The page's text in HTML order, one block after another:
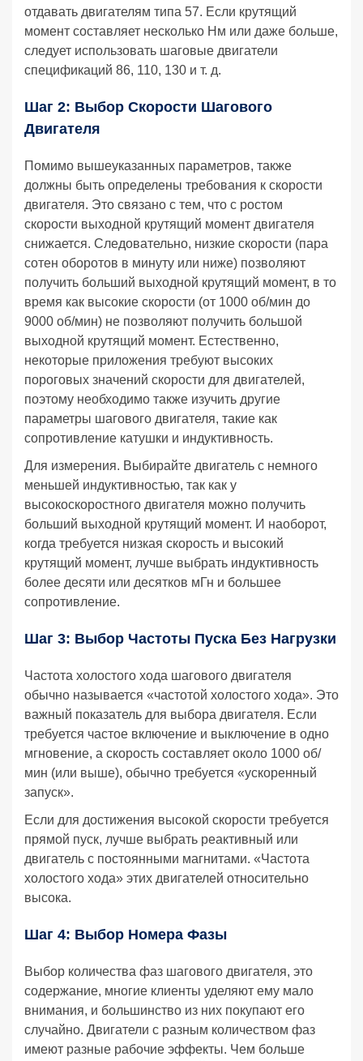
отдавать двигателям типа 57. Если крутящий
момент составляет несколько Нм или даже больше,
следует использовать шаговые двигатели
спецификаций 86, 110, 130 и т. д.
Шаг 2: Выбор Скорости Шагового
Двигателя
Помимо вышеуказанных параметров, также
должны быть определены требования к скорости
двигателя. Это связано с тем, что с ростом
скорости выходной крутящий момент двигателя
снижается. Следовательно, низкие скорости (пара
сотен оборотов в минуту или ниже) позволяют
получить больший выходной крутящий момент, в то
время как высокие скорости (от 1000 об/мин до
9000 об/мин) не позволяют получить большой
выходной крутящий момент. Естественно,
некоторые приложения требуют высоких
пороговых значений скорости для двигателей,
поэтому необходимо также изучить другие
параметры шагового двигателя, такие как
сопротивление катушки и индуктивность.
Для измерения. Выбирайте двигатель с немного
меньшей индуктивностью, так как у
высокоскоростного двигателя можно получить
больший выходной крутящий момент. И наоборот,
когда требуется низкая скорость и высокий
крутящий момент, лучше выбрать индуктивность
более десяти или десятков мГн и большее
сопротивление.
Шаг 3: Выбор Частоты Пуска Без Нагрузки
Частота холостого хода шагового двигателя
обычно называется «частотой холостого хода». Это
важный показатель для выбора двигателя. Если
требуется частое включение и выключение в одно
мгновение, а скорость составляет около 1000 об/
мин (или выше), обычно требуется «ускоренный
запуск».
Если для достижения высокой скорости требуется
прямой пуск, лучше выбрать реактивный или
двигатель с постоянными магнитами. «Частота
холостого хода» этих двигателей относительно
высока.
Шаг 4: Выбор Номера Фазы
Выбор количества фаз шагового двигателя, это
содержание, многие клиенты уделяют ему мало
внимания, и большинство из них покупают его
случайно. Двигатели с разным количеством фаз
имеют разные рабочие эффекты. Чем больше